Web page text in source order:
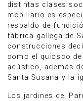
distintas clases
mobiliario es
respaldo de
fábrica gallega de
construcciones
como el quiosco
acústico, además
Santa Susana y la
Los jardines del